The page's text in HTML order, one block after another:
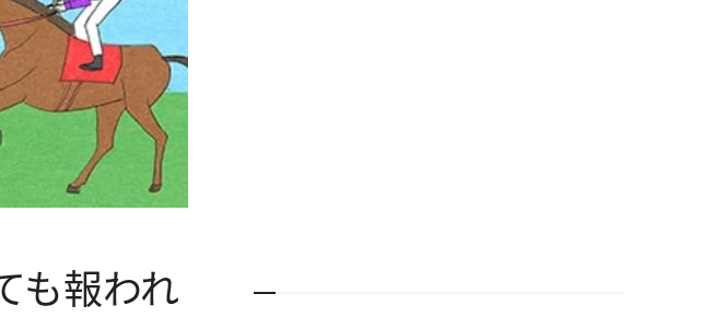
も報われ